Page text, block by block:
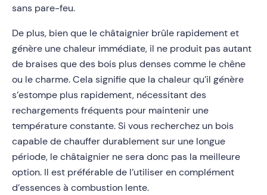
sans pare-feu.
De plus, bien que le châtaignier brûle rapidement et
génère une chaleur immédiate, il ne produit pas autant
de braises que des bois plus denses comme le chêne
ou le charme. Cela signifie que la chaleur qu’il génère
s’estompe plus rapidement, nécessitant des
rechargements fréquents pour maintenir une
température constante. Si vous recherchez un bois
capable de chauffer durablement sur une longue
période, le châtaignier ne sera donc pas la meilleure
option. Il est préférable de l’utiliser en complément
d’essences à combustion lente.